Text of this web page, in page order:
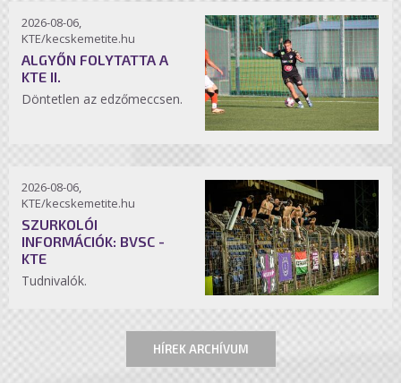
2026-08-06,
KTE/kecskemetite.hu
ALGYŐN FOLYTATTA A
KTE II.
Döntetlen az edzőmeccsen.
2026-08-06,
KTE/kecskemetite.hu
SZURKOLÓI
INFORMÁCIÓK: BVSC -
KTE
Tudnivalók.
HÍREK ARCHÍVUM